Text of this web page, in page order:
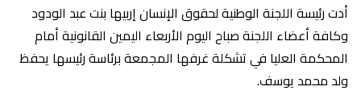
أدت رئيسة اللجنة الوطنية لحقوق الإنسان إربيها بنت عبد الودود
وكافة أعضاء اللجنة صباح اليوم الأربعاء اليمين القانونية أمام
المحكمة العليا في تشكلة غرفها المجمعة برئاسة رئيسها يحفظ
ولد محمد يوسف.